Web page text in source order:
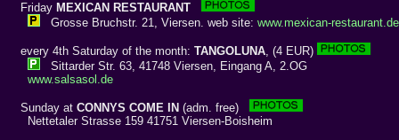
Friday MEXICAN RESTAURANT
Grosse Bruchstr. 21, Viersen. web site: www.mexican-restaurant.de
every 4th Saturday of the month: TANGOLUNA, (4 EUR)
Sittarder Str. 63, 41748 Viersen, Eingang A, 2.OG
www.salsasol.de
Sunday at CONNYS COME IN (adm. free)
Nettetaler Strasse 159 41751 Viersen-Boisheim